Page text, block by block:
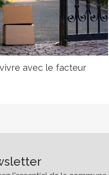
avec le facteur